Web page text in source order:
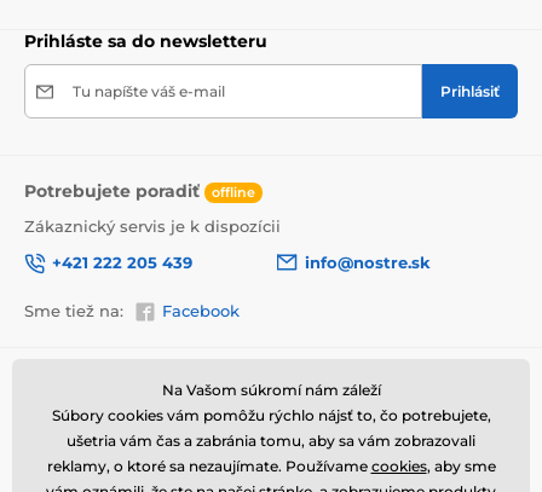
Prihláste sa do newsletteru
Tu napíšte váš e-mail Prihlásiť
Potrebujete poradiť offline
Zákaznický servis je k dispozícii
+421 222 205 439
info@nostre.sk
Sme tiež na: Facebook
Informácie o nákupe
Obchodné a reklamačné
podmienky
Ochrana osobných údajov
Užitočné informácie
Často kladené otázky
Magazín
Kontakty
Na Vašom súkromí nám záleží
Súbory cookies vám pomôžu rýchlo nájsť to, čo potrebujete,
ušetria vám čas a zabránia tomu, aby sa vám zobrazovali
reklamy, o ktoré sa nezaujímate. Používame cookies, aby sme